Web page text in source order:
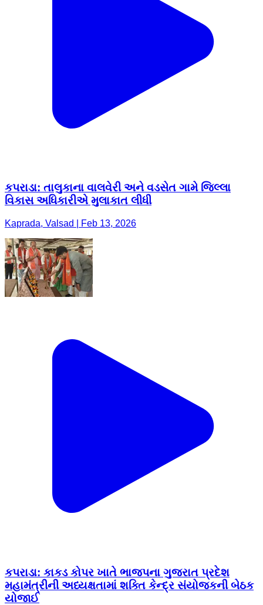
કપરાડા: તાલુકાના વાલવેરી અને વડસેત ગામે જિલ્લા
વિકાસ અધિકારીએ મુલાકાત લીધી
Kaprada, Valsad | Feb 13, 2026
કપરાડા: કાકડ કોપર ખાતે ભાજપના ગુજરાત પ્રદેશ
મહામંત્રીની અધ્યક્ષતામાં શક્તિ કેન્દ્ર સંયોજકની બેઠક
યોજાઈ